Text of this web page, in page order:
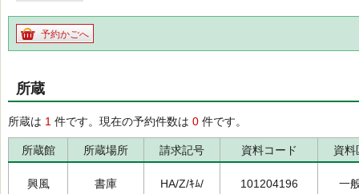
予約かごへ
所蔵
所蔵は 1 件です。現在の予約件数は 0 件です。
所蔵館 所蔵場所 請求記号 資料コード 資料
興風 書庫 HA/Z/ｷﾑ/ 101204196 一